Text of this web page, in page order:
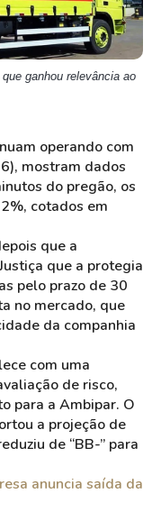
ganhou relevância ao
operando com
mostram dados
do pregão, os
cotados em
que a
que a protegia
pelo prazo de 30
no mercado, que
da companhia
com uma
de risco,
para a Ambipar. O
a projeção de
de “BB-” para
anuncia saída da